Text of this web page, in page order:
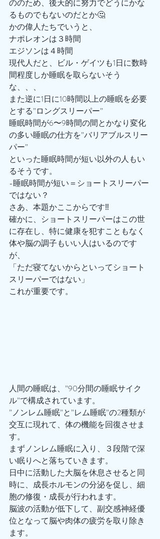
ののため、後天的に努力でどうにかな
るものでもないのだとか🤔
かの偉人たちでいうと、
ナポレオンは３時間
エジソンは４時間
現代人だと、ビル・ゲイツも1日に数時
間程度しか睡眠を取らないそう
な、、、
また逆に1日に10時間以上の睡眠を必要
とする”ロングスリーパー”
睡眠時間が6〜9時間の間とかなり変化
の多い睡眠の仕方を”バリアブルスリー
パー”
といった睡眠時間が短い以外の人もい
るそうです。
-睡眠時間が短い＝ショートスリーパー
ではない？
さあ、本題かここからです‼️
確かに、ショートスリーパーはこの世
に存在し、特に健康を犯すこともなく
体や脳の調子もいい人はいるのです
が、
「ただ寝てないからといってショート
スリーパーではない」
これが重要です。
人間の睡眠は、”90分間の睡眠サイク
ル”で構成されています。
”ノンレム睡眠”と”レム睡眠”の2種類が
交互に現れて、体の機能を回復させま
す。
まずノンレム睡眠に入り、３段階で深
い眠りへと落ちていきます。
日中に活動した大脳を休息させると同
時に、成長ホルモンの分泌を促し、細
胞の修復・成長が行われます。
脳波の活動が低下して、副交感神経優
位となって脳や肉体の疲労を取り除き
ます。